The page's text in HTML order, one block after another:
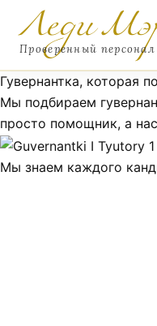
Перейти
содержимому
Леди
Проверенный
Персонал
Няни
Домработницы
Гувернантка, которая
Мы подбираем
просто помощник, а
Мы знаем каждого